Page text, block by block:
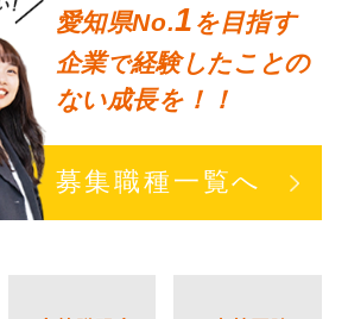
愛知県No.1 を目指す
企業で経験したことの
ない成長を！！
募集職種一覧へ